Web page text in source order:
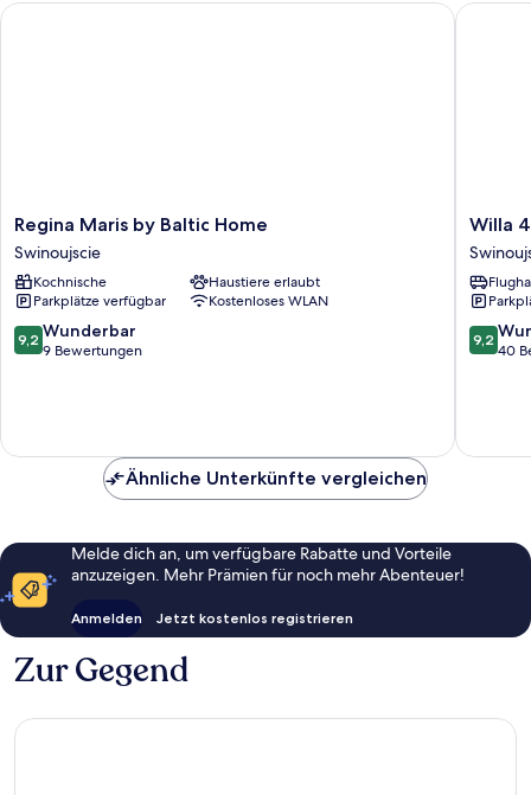
Regina
Maris
by
Baltic
Home
Swinoujscie
Regina Maris by Baltic Home
Swinoujscie
Kochnische
Haustiere erlaubt
Parkplätze verfügbar
Kostenloses WLAN
9.2
von
9,2 Wunderbar
9 Bewertungen
Regina Maris by Baltic Home
Willa
4
Pory
Roku
Uznam
Willa
9.2
von
9,2
40
Willa 4
Ähnliche Unterkünfte vergleichen
Melde dich an, um verfügbare Rabatte und Vorteile
anzuzeigen. Mehr Prämien für noch mehr Abenteuer!
Anmelden Jetzt kostenlos registrieren
Zur Gegend